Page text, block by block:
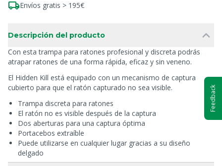
Envíos gratis > 195€
Descripción del producto
Con esta trampa para ratones profesional y discreta podrás
atrapar ratones de una forma rápida, eficaz y sin veneno.
El Hidden Kill está equipado con un mecanismo de captura
cubierto para que el ratón capturado no sea visible.
Trampa discreta para ratones
El ratón no es visible después de la captura
Dos aberturas para una captura óptima
Portacebos extraíble
Puede utilizarse en cualquier lugar gracias a su diseño
delgado
Feedback